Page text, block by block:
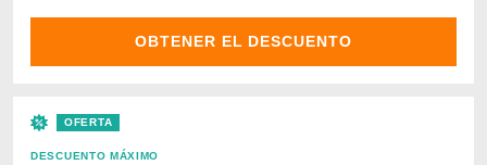
OBTENER EL DESCUENTO
OFERTA
DESCUENTO MÁXIMO